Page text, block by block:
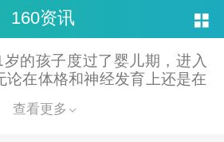

160资讯
的孩子度过了婴儿期，进入
论在体格和神经发育上还是在
能够行走了，这一变化使孩子
查看更多